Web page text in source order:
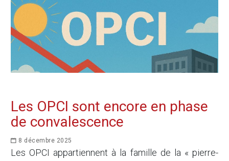
Les OPCI sont encore en phase
de convalescence
8 décembre 2025
Les OPCI appartiennent à la famille de la « pierre-